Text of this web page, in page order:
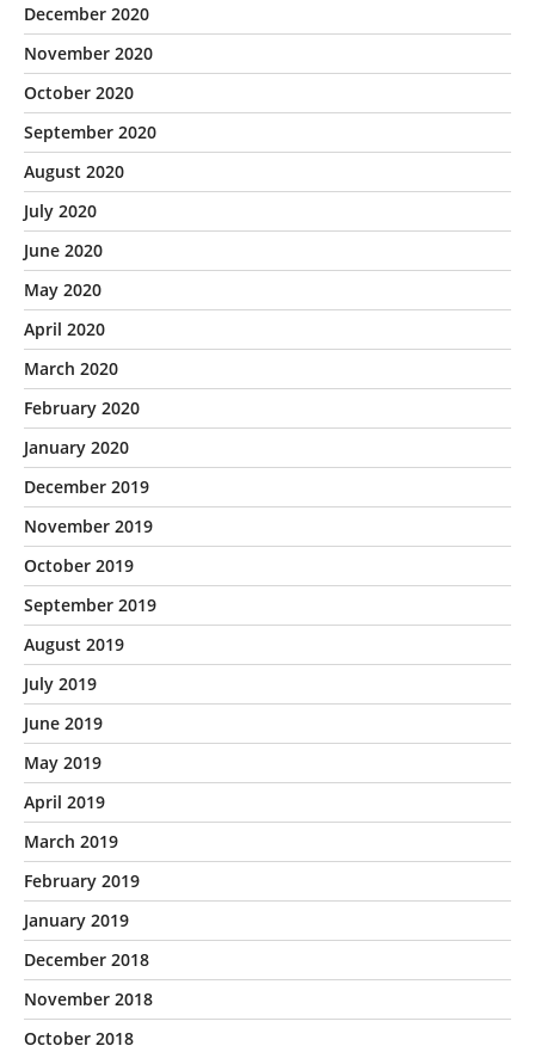
December 2020
November 2020
October 2020
September 2020
August 2020
July 2020
June 2020
May 2020
April 2020
March 2020
February 2020
January 2020
December 2019
November 2019
October 2019
September 2019
August 2019
July 2019
June 2019
May 2019
April 2019
March 2019
February 2019
January 2019
December 2018
November 2018
October 2018